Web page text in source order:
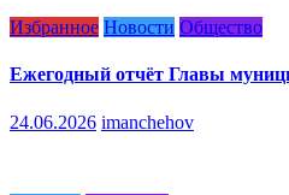
Избранное Новости Общество
Ежегодный отчёт Главы
24.06.2026 imanchehov